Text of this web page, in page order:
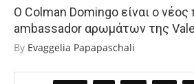
Ο Colman Domingo είναι ο νέος
ambassador αρωμάτων της
By Evaggelia Papapaschali